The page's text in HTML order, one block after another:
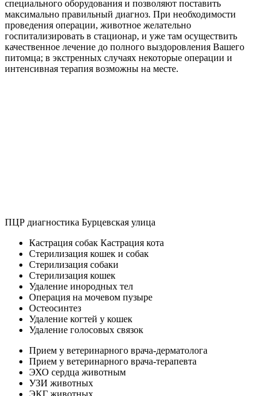
специального оборудования и позволяют поставить
максимально правильный диагноз. При необходимости
проведения операции, животное желательно
госпитализировать в стационар, и уже там осуществить
качественное лечение до полного выздоровления Вашего
питомца; в экстренных случаях некоторые операции и
интенсивная терапия возможны на месте.
ПЦР диагностика Бурцевская улица
Кастрация собак Кастрация кота
Стерилизация кошек и собак
Стерилизация собаки
Стерилизация кошек
Удаление инородных тел
Операция на мочевом пузыре
Остеосинтез
Удаление когтей у кошек
Удаление голосовых связок
Прием у ветеринарного врача-дерматолога
Прием у ветеринарного врача-терапевта
ЭХО сердца животным
УЗИ животных
ЭКГ животных